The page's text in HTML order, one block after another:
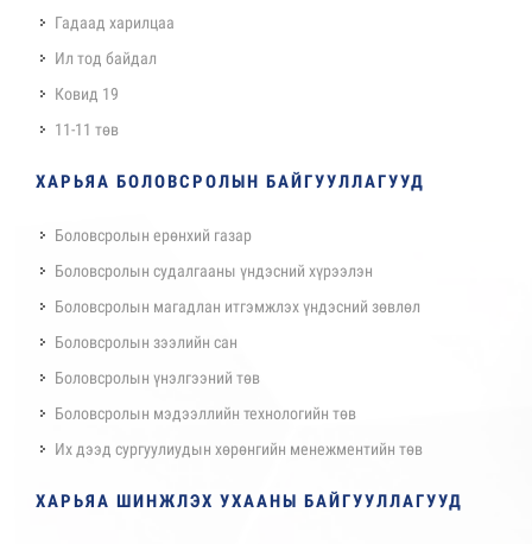
Гадаад харилцаа
Ил тод байдал
Ковид 19
11-11 төв
ХАРЬЯА БОЛОВСРОЛЫН БАЙГУУЛЛАГУУД
Боловсролын ерөнхий газар
Боловсролын судалгааны үндэсний хүрээлэн
Боловсролын магадлан итгэмжлэх үндэсний зөвлөл
Боловсролын зээлийн сан
Боловсролын үнэлгээний төв
Боловсролын мэдээллийн технологийн төв
Их дээд сургуулиудын хөрөнгийн менежментийн төв
ХАРЬЯА ШИНЖЛЭХ УХААНЫ БАЙГУУЛЛАГУУД